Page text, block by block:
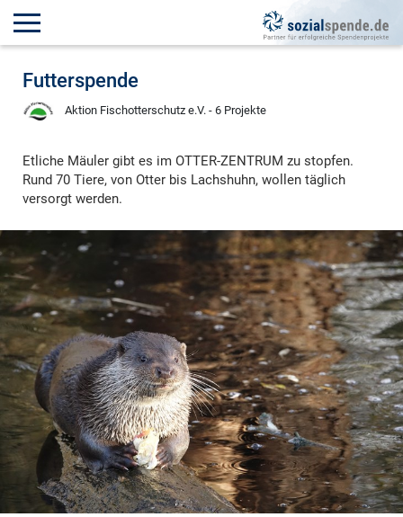
Futterspende
Aktion Fischotterschutz e.V. - 6 Projekte
Etliche Mäuler gibt es im OTTER-ZENTRUM zu stopfen.
Rund 70 Tiere, von Otter bis Lachshuhn, wollen täglich
versorgt werden.